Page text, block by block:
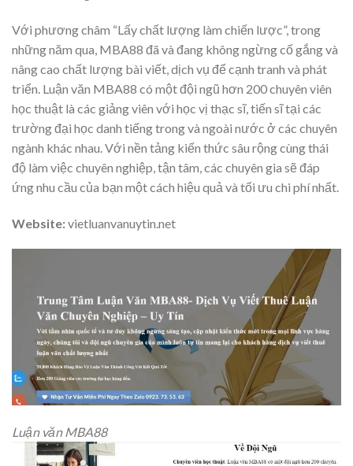
Với phương châm “Lấy chất lượng làm chiến lược”, trong
những năm qua, MBA88 đã và đang không ngừng cố gắng và
nâng cao chất lượng bài viết, dịch vụ để cạnh tranh và phát
triển. Luận văn MBA88 có một đội ngũ hơn 200 chuyên viên
học thuật là các giảng viên với học vị thạc sĩ, tiến sĩ tại các
trường đại học danh tiếng trong và ngoài nước ở các chuyên
ngành khác nhau. Với nền tảng kiến thức sâu rộng cùng thái
độ làm việc chuyên nghiệp, tận tâm, các chuyên gia sẽ đáp
ứng nhu cầu của bạn một cách hiệu quả và tối ưu chi phí nhất.
Website:vietluanvanuytin.net
Luận văn MBA88